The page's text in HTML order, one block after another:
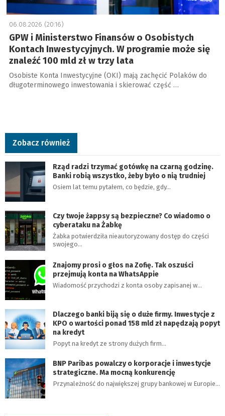
06.08.2026 (20:16)
GPW i Ministerstwo Finansów o Osobistych
Kontach Inwestycyjnych. W programie może się
znaleźć 100 mld zł w trzy lata
Osobiste Konta Inwestycyjne (OKI) mają zachęcić Polaków do
długoterminowego inwestowania i skierować część …
Zobacz również
Rząd radzi trzymać gotówkę na czarną godzinę.
Banki robią wszystko, żeby było o nią trudniej
Osiem lat temu pytałem, co będzie, gdy…
Czy twoje żappsy są bezpieczne? Co wiadomo o
cyberataku na Żabkę
Żabka potwierdziła nieautoryzowany dostęp do części
swojego…
Znajomy prosi o głos na Zofię. Tak oszuści
przejmują konta na WhatsAppie
Wiadomość przychodzi z konta osoby zapisanej w…
Dlaczego banki biją się o duże firmy. Inwestycje z
KPO o wartości ponad 158 mld zł napędzają popyt
na kredyt
Popyt na kredyt ze strony dużych firm…
BNP Paribas powalczy o korporacje i inwestycje
strategiczne. Ma mocną konkurencję
Przynależność do największej grupy bankowej w Europie…